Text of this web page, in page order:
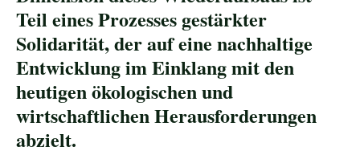
Teil eines Prozesses gestärkter
Solidarität, der auf eine nachhaltige
Entwicklung im Einklang mit den
heutigen ökologischen und
wirtschaftlichen Herausforderungen
abzielt.